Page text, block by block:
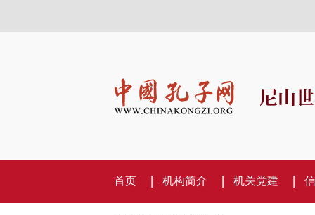
尼山
首页 机构简介 机关党建